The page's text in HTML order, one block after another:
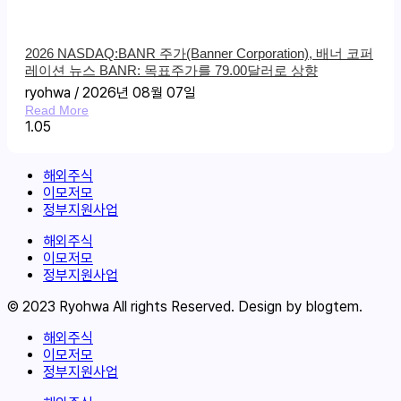
2026 NASDAQ:BANR 주가(Banner Corporation), 배너 코퍼
레이션 뉴스 BANR: 목표주가를 79.00달러로 상향
ryohwa 2026년 08월 07일
Read More
해외주식
이모저모
정부지원사업
해외주식
이모저모
정부지원사업
© 2023 Ryohwa All rights Reserved. Design by blogtem.
해외주식
이모저모
정부지원사업